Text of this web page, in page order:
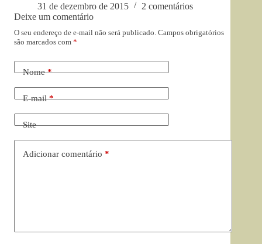
31 de dezembro de 2015
2 comentários
Deixe um comentário
O seu endereço de e-mail não será publicado. Campos obrigatórios
são marcados com *
Nome*
E-mail*
Site
Adicionar comentário *